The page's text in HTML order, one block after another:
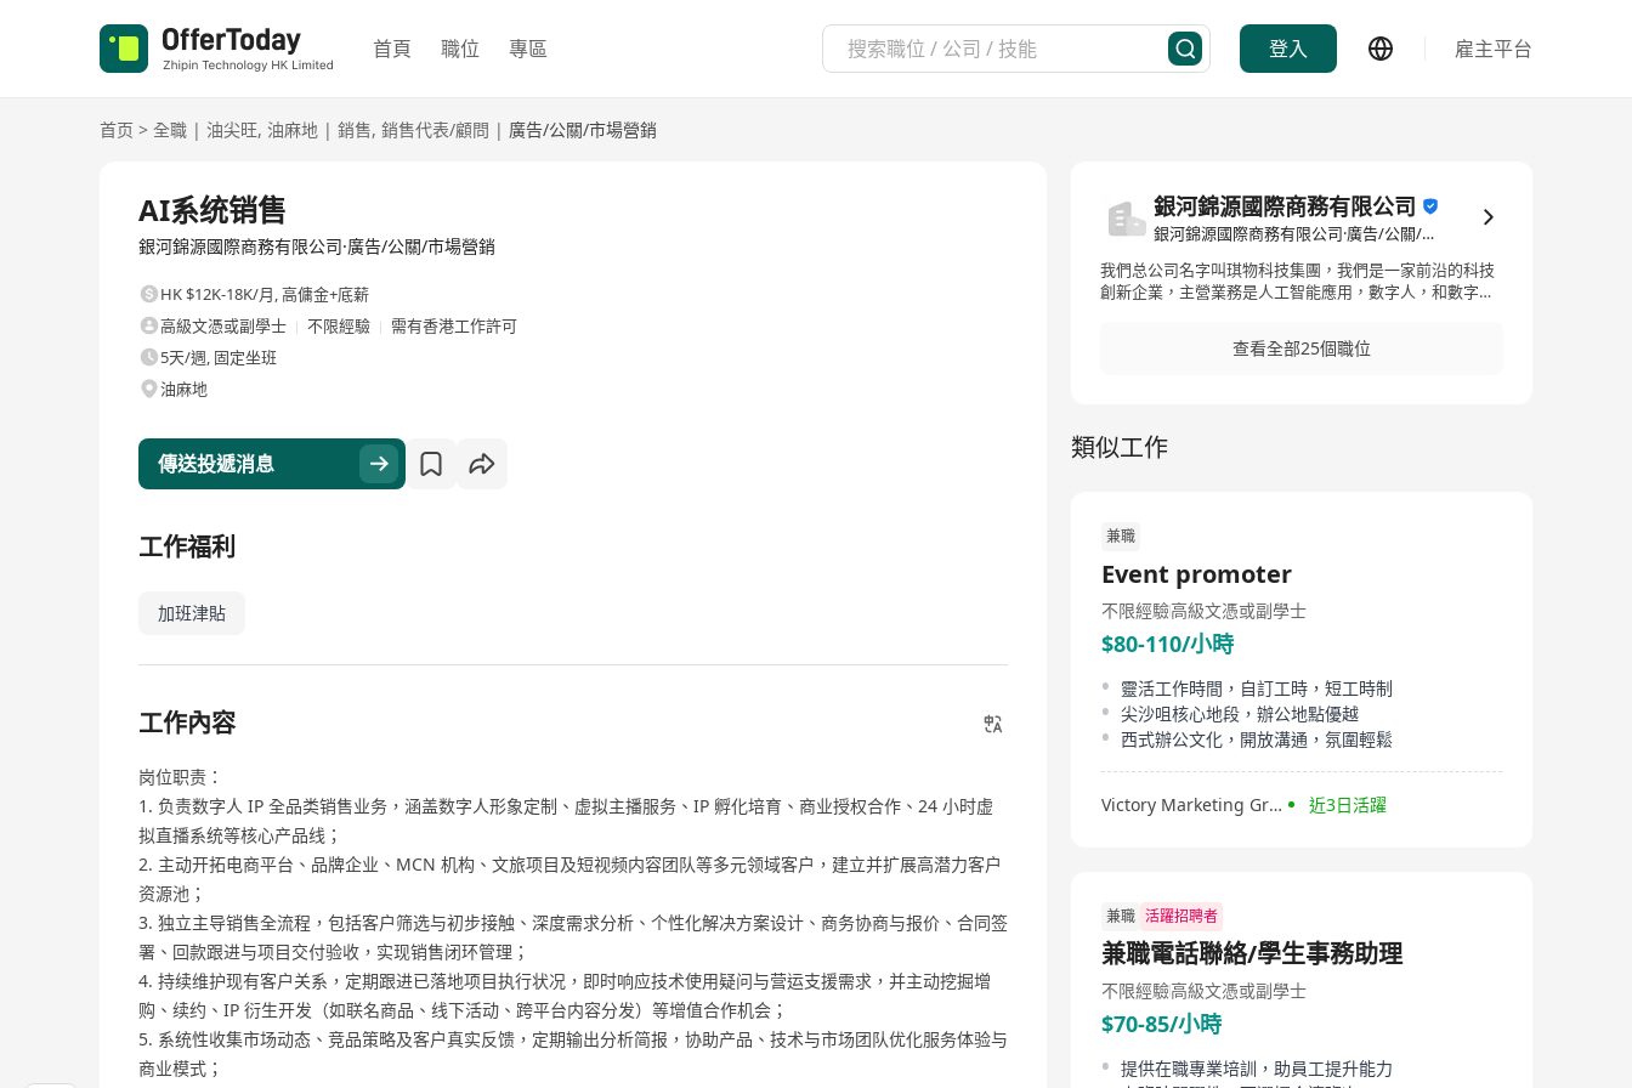
首頁 職位 專區 登入 雇主平台
首页 > 全職 | 油尖旺, 油麻地 | 銷售, 銷售代表/顧問 | 廣告/公關/市場營銷
AI系统销售
銀河錦源國際商務有限公司·廣告/公關/市場營銷
HK $12K-18K/月,高傭金+底薪
高級文憑或副學士
不限經驗
需有香港工作許可
5天/週, 固定坐班
油麻地
傳送投遞消息
工作福利
加班津貼
工作內容
岗位职责：
1. 负责数字人 IP 全品类销售业务，涵盖数字人形象定制、虚拟主播服务、IP 孵化培育、商业授权合作、24 小时虚
拟直播系统等核心产品线；
2. 主动开拓电商平台、品牌企业、MCN 机构、文旅项目及短视频内容团队等多元领域客户，建立并扩展高潜力客户
资源池；
3. 独立主导销售全流程，包括客户筛选与初步接触、深度需求分析、个性化解决方案设计、商务协商与报价、合同签
署、回款跟进与项目交付验收，实现销售闭环管理；
4. 持续维护现有客户关系，定期跟进已落地项目执行状况，即时响应技术使用疑问与营运支援需求，并主动挖掘增
购、续约、IP 衍生开发（如联名商品、线下活动、跨平台内容分发）等增值合作机会；
5. 系统性收集市场动态、竞品策略及客户真实反馈，定期输出分析简报，协助产品、技术与市场团队优化服务体验与
商业模式；
銀河錦源國際商務有限公司
銀河錦源國際商務有限公司·廣告/公關/市場營銷
我們总公司名字叫琪物科技集團，我們是一家前沿的科技
創新企業，主營業務是人工智能應用，數字人，和數字營
市場，25年開始全力進軍香港市場，我們在香港有招募項
目合伙人和通過AI項目完成續簽等業務。
查看全部25個職位
類似工作
兼職
Event promoter
不限經驗高級文憑或副學士
$80-110/小時
靈活工作時間，自訂工時，短工時制
尖沙咀核心地段，辦公地點優越
西式辦公文化，開放溝通，氛圍輕鬆
Victory Marketing Group 近3日活躍
兼職 活躍招聘者
兼職電話聯絡/學生事務助理
不限經驗高級文憑或副學士
$70-85/小時
提供在職專業培訓，助員工提升能力